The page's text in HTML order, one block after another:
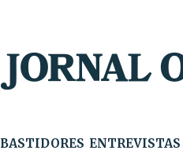
BASTIDORES ENTREVISTAS